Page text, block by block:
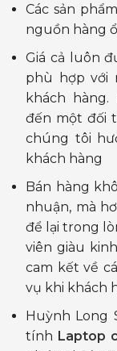
Các sản
nguồn hàng
Giá cả luôn
phù hợp với
khách
đến một đối
chúng tôi
khách hàng
Bán hàng
nhuận, mà
để lại trong
viên giàu
cam kết về
vụ khi khách
Huỳnh Long
tính Laptop